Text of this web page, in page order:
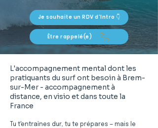
Je souhaite un RDV d'Intro 👇
Être rappelé(e)
L'accompagnement mental dont les
pratiquants du surf ont besoin à Brem-
sur-Mer - accompagnement à
distance, en visio et dans toute la
France
Tu t'entraînes dur, tu te prépares — mais le